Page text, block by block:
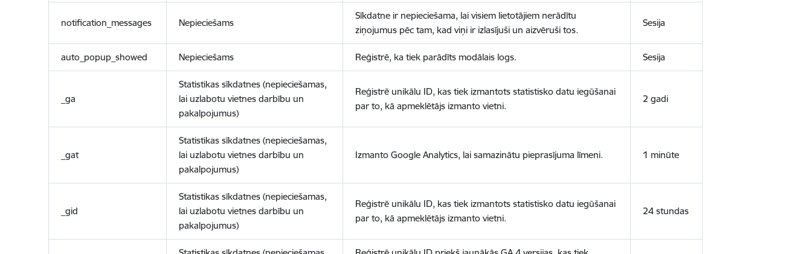
notification_messages Nepieciešams
Sīkdatne ir nepieciešama, lai visiem lietotājiem nerādītu
ziņojumus pēc tam, kad viņi ir izlasījuši un aizvēruši tos.
Sesija
auto_popup_showed Nepieciešams Reģistrē, ka tiek parādīts modālais logs. Sesija
_ga
Statistikas sīkdatnes (nepieciešamas,
lai uzlabotu vietnes darbību un
pakalpojumus)
Reģistrē unikālu ID, kas tiek izmantots statistisko datu iegūšanai
par to, kā apmeklētājs izmanto vietni.
2 gadi
_gat
Statistikas sīkdatnes (nepieciešamas,
lai uzlabotu vietnes darbību un
pakalpojumus)
Izmanto Google Analytics, lai samazinātu pieprasījuma līmeni. 1 minūte
_gid
Statistikas sīkdatnes (nepieciešamas,
lai uzlabotu vietnes darbību un
pakalpojumus)
Reģistrē unikālu ID, kas tiek izmantots statistisko datu iegūšanai
par to, kā apmeklētājs izmanto vietni.
24 stundas